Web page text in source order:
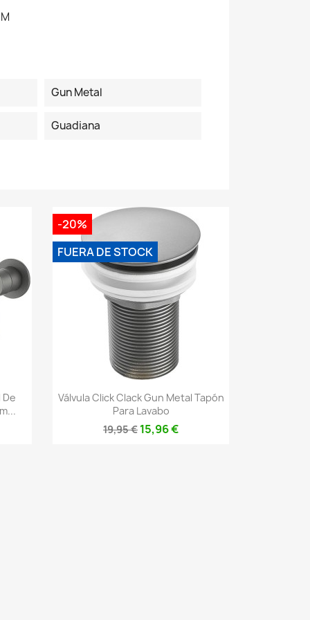
Gun Metal
Guadiana
Vista rápida
Válvula Click Clack Gun Metal Tapón
Para Lavabo
19,95 € 15,96 €
-20%
FUERA DE STOCK